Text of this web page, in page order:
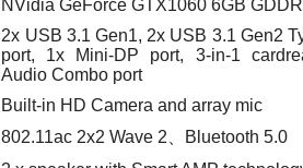
NVidia GeForce GTX1060 6GB
2x USB 3.1 Gen1, 2x USB 3.1 Gen2
port, 1x Mini-DP port, 3-in-1
Audio Combo port
Built-in HD Camera and array mic
802.11ac 2x2 Wave 2
Bluetooth 5.0